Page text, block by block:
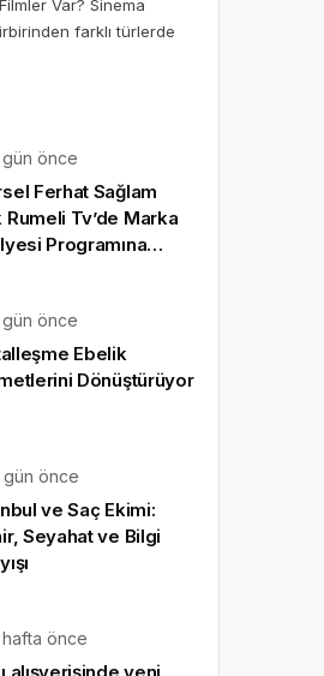
Var? Sinema
farklı türlerde
gün önce
Ferhat Sağlam
Rumeli Tv’de Marka
Programına
önce
Ebelik
Dönüştürüyor
gün önce
ve Saç Ekimi:
Seyahat ve Bilgi
hafta önce